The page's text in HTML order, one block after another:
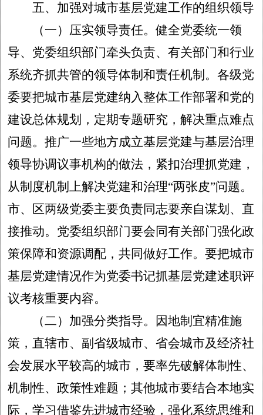
五、加强对城市基层党建工作的组织领导
（一）压实领导责任。健全党委统一领
导、党委组织部门牵头负责、有关部门和行业
系统齐抓共管的领导体制和责任机制。各级党
委要把城市基层党建纳入整体工作部署和党的
建设总体规划，定期专题研究，解决重点难点
问题。推广一些地方成立基层党建与基层治理
领导协调议事机构的做法，紧扣治理抓党建，
从制度机制上解决党建和治理“两张皮”问题。
市、区两级党委主要负责同志要亲自谋划、直
接推动。党委组织部门要会同有关部门强化政
策保障和资源调配，共同做好工作。要把城市
基层党建情况作为党委书记抓基层党建述职评
议考核重要内容。
（二）加强分类指导。因地制宜精准施
策，直辖市、副省级城市、省会城市及经济社
会发展水平较高的城市，要率先破解体制性、
机制性、政策性难题；其他城市要结合本地实
际，学习借鉴先进城市经验，强化系统思维和